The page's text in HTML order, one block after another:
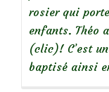
rosier qui
enfants. Théo
(clic)! C’est
baptisé ainsi